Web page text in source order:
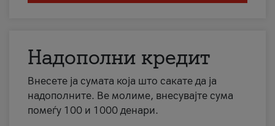
Надополни кредит
Внесете ја сумата која што сакате да ја
надополните. Ве молиме, внесувајте сума
помеѓу 100 и 1000 денари.